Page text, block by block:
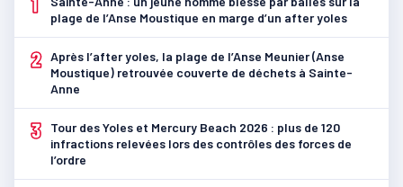
plage de l’Anse Moustique en marge d’un after yoles
2 Après l’after yoles, la plage de l’Anse Meunier (Anse
Moustique) retrouvée couverte de déchets à Sainte-
Anne
3
Tour des Yoles et Mercury Beach 2026 : plus de 120
infractions relevées lors des contrôles des forces de
l’ordre